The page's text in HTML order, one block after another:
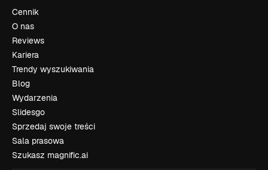
Cennik
O nas
Reviews
Kariera
Trendy wyszukiwania
Blog
Wydarzenia
Slidesgo
Sprzedaj swoje treści
Sala prasowa
Szukasz magnific.ai